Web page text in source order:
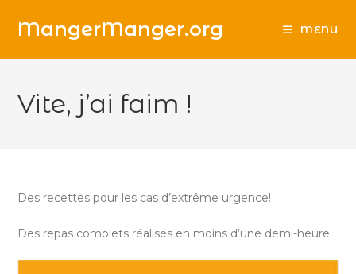
MangerManger.org MENU
Vite, j’ai faim !
Des recettes pour les cas d’extrême urgence!
Des repas complets réalisés en moins d’une demi-heure.